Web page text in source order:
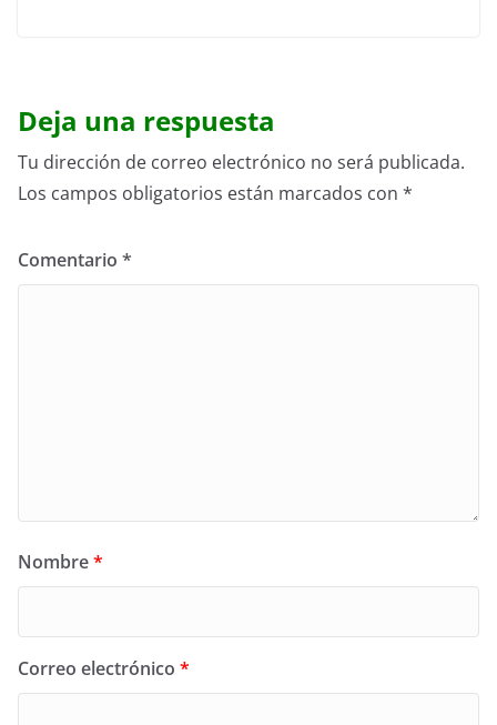
Deja una respuesta
Tu dirección de correo electrónico no será publicada.
Los campos obligatorios están marcados con *
Comentario *
Nombre*
Correo electrónico *